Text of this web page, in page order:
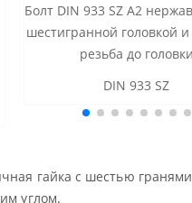
Болт DIN 933 SZ А2
шестигранной головкой
резьба до головки
DIN 933 SZ
гайка с шестью
углом.